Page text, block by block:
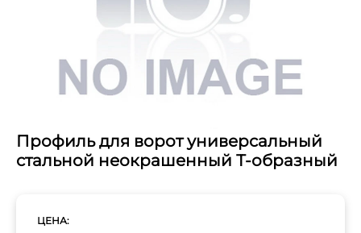
Профиль для ворот универсальный
стальной неокрашенный Т-образный
ЦЕНА: